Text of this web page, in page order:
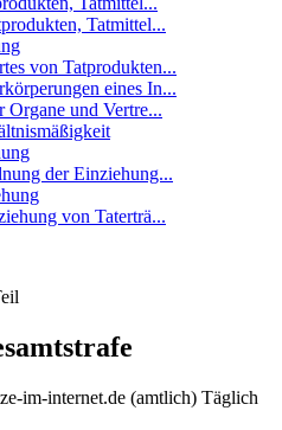
Tatmittel...
von Tatprodukten...
eines In...
Organe und Vertre...
der Einziehung...
von Taterträ...
im-internet.de (amtlich) Täglich